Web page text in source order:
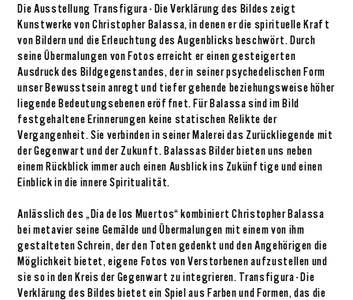
Die Ausstellung Transfigura - Die Verklärung des Bildes zeigt
Kunstwerke von Christopher Balassa, in denen er die spirituelle Kraft
von Bildern und die Erleuchtung des Augenblicks beschwört. Durch
seine Übermalungen von Fotos erreicht er einen gesteigerten
Ausdruck des Bildgegenstandes, der in seiner psychedelischen Form
unser Bewusstsein anregt und tiefer gehende beziehungsweise höher
liegende Bedeutungsebenen eröffnet. Für Balassa sind im Bild
festgehaltene Erinnerungen keine statischen Relikte der
Vergangenheit. Sie verbinden in seiner Malerei das Zurückliegende mit
der Gegenwart und der Zukunft. Balassas Bilder bieten uns neben
einem Rückblick immer auch einen Ausblick ins Zukünftige und einen
Einblick in die innere Spiritualität.
Anlässlich des „Día de los Muertos“ kombiniert Christopher Balassa
bei metavier seine Gemälde und Übermalungen mit einem von ihm
gestalteten Schrein, der den Toten gedenkt und den Angehörigen die
Möglichkeit bietet, eigene Fotos von Verstorbenen aufzustellen und
sie so in den Kreis der Gegenwart zu integrieren. Transfigura - Die
Verklärung des Bildes bietet ein Spiel aus Farben und Formen, das die